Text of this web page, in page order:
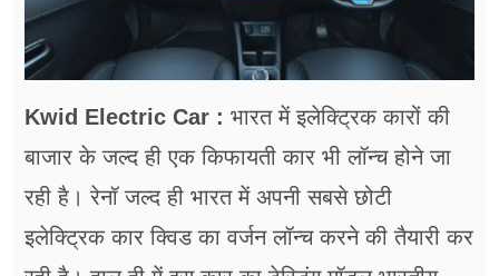
ब्‍यूटी
जॉब्स
शिक्षा
अन्य खबरें
Kwid Electric Car : भारत में इलेक्ट्रिक कारों की
बाजार के जल्द ही एक किफायती कार भी लॉन्च होने जा
रही है। रेनॉ जल्द ही भारत में अपनी सबसे छोटी
इलेक्ट्रिक कार क्विड का वर्जन लॉन्च करने की तैयारी कर